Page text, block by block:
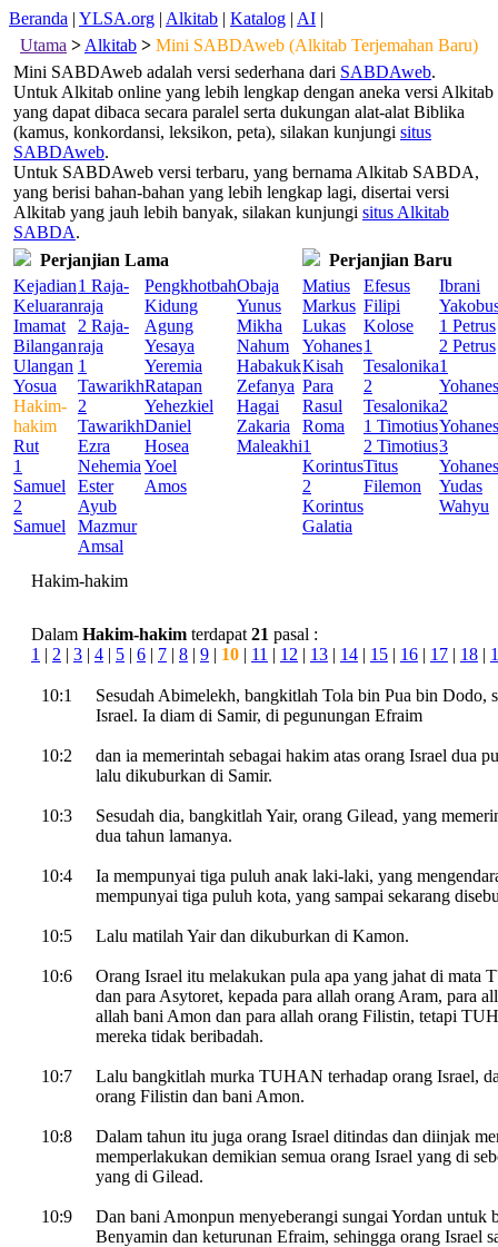
Beranda | YLSA.org | Alkitab | Katalog | AI |
Utama > Alkitab > Mini SABDAweb (Alkitab Terjemahan Baru)
Mini SABDAweb adalah versi sederhana dari SABDAweb.
Untuk Alkitab online yang lebih lengkap dengan aneka versi Alkitab
yang dapat dibaca secara paralel serta dukungan alat-alat Biblika
(kamus, konkordansi, leksikon, peta), silakan kunjungi situs
SABDAweb.
Untuk SABDAweb versi terbaru, yang bernama Alkitab SABDA,
yang berisi bahan-bahan yang lebih lengkap lagi, disertai versi
Alkitab yang jauh lebih banyak, silakan kunjungi situs Alkitab
SABDA.
Perjanjian Lama
Perjanjian Baru
Kejadian
Keluaran
Imamat
Bilangan
Ulangan
Yosua
Hakim-
hakim
Rut
1
Samuel
2
Samuel
1 Raja-
raja
2 Raja-
raja
1
Tawarikh
2
Tawarikh
Ezra
Nehemia
Ester
Ayub
Mazmur
Amsal
Pengkhotbah
Kidung
Agung
Yesaya
Yeremia
Ratapan
Yehezkiel
Daniel
Hosea
Yoel
Amos
Obaja
Yunus
Mikha
Nahum
Habakuk
Zefanya
Hagai
Zakaria
Maleakhi
Matius
Markus
Lukas
Yohanes
Kisah
Para
Rasul
Roma
1
Korintus
2
Korintus
Galatia
Efesus
Filipi
Kolose
1
Tesalonika
2
Tesalonika
1 Timotius
2 Timotius
Titus
Filemon
Ibrani
1 Petrus
2 Petrus
1
Yohanes
2
Yohanes
3
Yohanes
Yudas
Wahyu
Hakim-hakim
Dalam Hakim-hakim terdapat 21 pasal :
1 | 2 | 3 | 4 | 5 | 6 | 7 | 8 | 9 | 10 | 11 | 12 | 13 | 14 | 15 | 16 | 17 | 18 |
10:1
Sesudah Abimelekh, bangkitlah Tola bin Pua bin Dodo,
Israel. Ia diam di Samir, di pegunungan Efraim
10:2
dan ia memerintah sebagai hakim atas orang Israel dua
lalu dikuburkan di Samir.
10:3
Sesudah dia, bangkitlah Yair, orang Gilead, yang
dua tahun lamanya.
10:4
Ia mempunyai tiga puluh anak laki-laki, yang
mempunyai tiga puluh kota, yang sampai sekarang
10:5 Lalu matilah Yair dan dikuburkan di Kamon.
10:6
Orang Israel itu melakukan pula apa yang jahat di mata
dan para Asytoret, kepada para allah orang Aram, para
allah bani Amon dan para allah orang Filistin, tetapi
mereka tidak beribadah.
10:7
Lalu bangkitlah murka TUHAN terhadap orang Israel,
orang Filistin dan bani Amon.
10:8
Dalam tahun itu juga orang Israel ditindas dan diinjak
memperlakukan demikian semua orang Israel yang di
yang di Gilead.
10:9
Dan bani Amonpun menyeberangi sungai Yordan untuk
Benyamin dan keturunan Efraim, sehingga orang Israel